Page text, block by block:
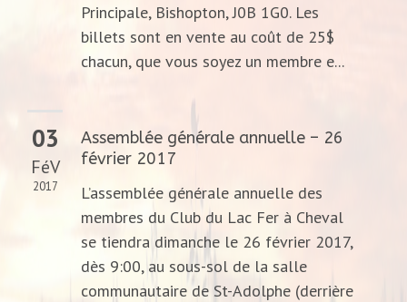
Principale, Bishopton, J0B 1G0. Les
billets sont en vente au coût de 25$
chacun, que vous soyez un membre e...
03
FéV
2017
Assemblée générale annuelle – 26
février 2017
L’assemblée générale annuelle des
membres du Club du Lac Fer à Cheval
se tiendra dimanche le 26 février 2017,
dès 9:00, au sous-sol de la salle
communautaire de St-Adolphe (derrière